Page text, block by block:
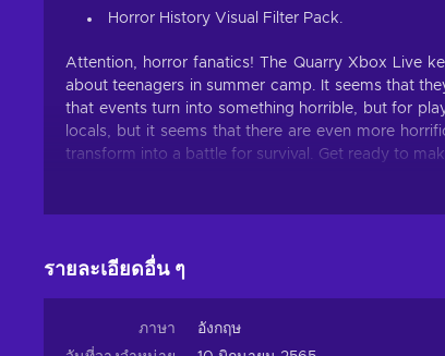
Horror History Visual Filter Pack.
Attention, horror fanatics! The Quarry Xbox Live
about teenagers in summer camp. It seems that
that events turn into something horrible, but for
locals, but it seems that there are even more
transform into a battle for survival. Get ready to
Choose the fates of the characters.
maybe escape all by yourself? Every choice,
and who won’t;
รายละเอียดอื่น ๆ
ภาษา
อังกฤษ